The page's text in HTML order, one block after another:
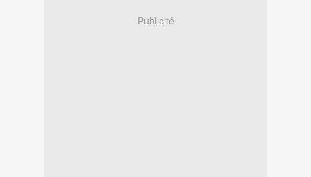
Publicité